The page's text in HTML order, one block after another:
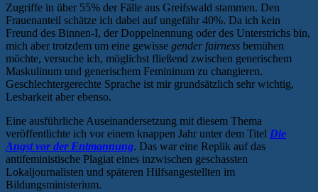
Zugriffe in über 55% der Fälle aus Greifswald stammen. Den
Frauenanteil schätze ich dabei auf ungefähr 40%. Da ich kein
Freund des Binnen-I, der Doppelnennung oder des Unterstrichs bin,
mich aber trotzdem um eine gewisse gender fairness bemühen
möchte, versuche ich, möglichst fließend zwischen generischem
Maskulinum und generischem Femininum zu changieren.
Geschlechtergerechte Sprache ist mir grundsätzlich sehr wichtig,
Lesbarkeit aber ebenso.
Eine ausführliche Auseinandersetzung mit diesem Thema
veröffentlichte ich vor einem knappen Jahr unter dem Titel Die
Angst vor der Entmannung. Das war eine Replik auf das
antifeministische Plagiat eines inzwischen geschassten
Lokaljournalisten und späteren Hilfsangestellten im
Bildungsministerium.